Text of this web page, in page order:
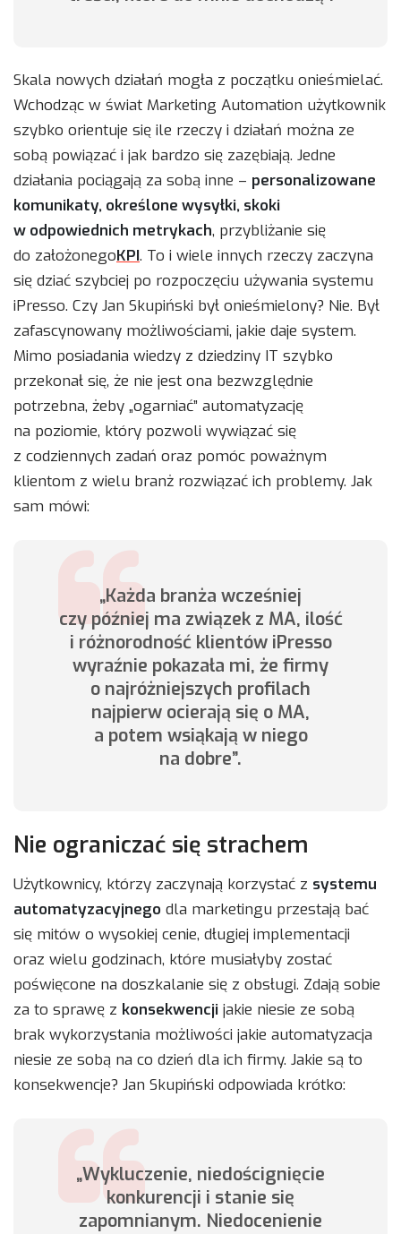
Skala nowych działań mogła z początku onieśmielać.
Wchodząc w świat Marketing Automation użytkownik
szybko orientuje się ile rzeczy i działań można ze
sobą powiązać i jak bardzo się zazębiają. Jedne
działania pociągają za sobą inne – personalizowane
komunikaty, określone wysyłki, skoki
w odpowiednich metrykach, przybliżanie się
do założonegoKPI. To i wiele innych rzeczy zaczyna
się dziać szybciej po rozpoczęciu używania systemu
iPresso. Czy Jan Skupiński był onieśmielony? Nie. Był
zafascynowany możliwościami, jakie daje system.
Mimo posiadania wiedzy z dziedziny IT szybko
przekonał się, że nie jest ona bezwzględnie
potrzebna, żeby „ogarniać” automatyzację
na poziomie, który pozwoli wywiązać się
z codziennych zadań oraz pomóc poważnym
klientom z wielu branż rozwiązać ich problemy. Jak
sam mówi:
„Każda branża wcześniej
czy później ma związek z MA, ilość
i różnorodność klientów iPresso
wyraźnie pokazała mi, że firmy
o najróżniejszych profilach
najpierw ocierają się o MA,
a potem wsiąkają w niego
na dobre”.
Nie ograniczać się strachem
Użytkownicy, którzy zaczynają korzystać z systemu
automatyzacyjnego dla marketingu przestają bać
się mitów o wysokiej cenie, długiej implementacji
oraz wielu godzinach, które musiałyby zostać
poświęcone na doszkalanie się z obsługi. Zdają sobie
za to sprawę z konsekwencji jakie niesie ze sobą
brak wykorzystania możliwości jakie automatyzacja
niesie ze sobą na co dzień dla ich firmy. Jakie są to
konsekwencje? Jan Skupiński odpowiada krótko:
„Wykluczenie, niedoścignięcie
konkurencji i stanie się
zapomnianym. Niedocenienie